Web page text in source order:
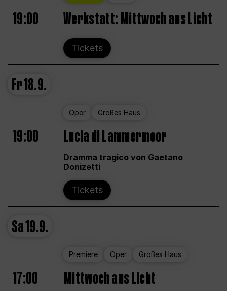
19:00 Werkstatt: Mittwoch aus Licht
Tickets
Fr18.9.
Oper Großes Haus
19:00 Lucia di Lammermoor
Dramma tragico von Gaetano
Donizetti
Tickets
Sa19.9.
Premiere Oper Großes Haus
17:00 Mittwoch aus Licht